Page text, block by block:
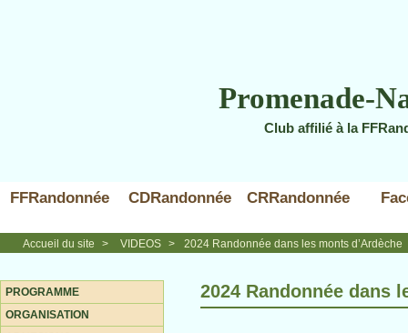
Promenade-
Club affilié à la
FFRandonnée CDRandonnée CRRandonnée
Accueil du site > VIDEOS > 2024 Randonnée dans les monts d’Ardèche
2024 Randonnée dans
PROGRAMME
ORGANISATION